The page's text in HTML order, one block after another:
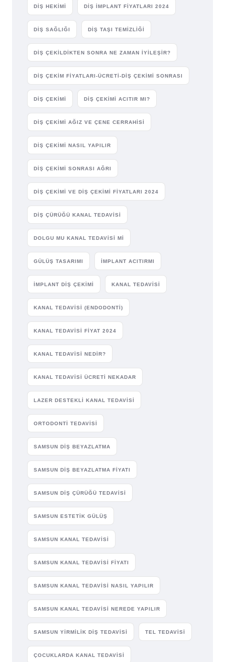
DIŞ HEKIMI DIŞ IMPLANT FIYATLARI 2024
DIŞ SAĞLIĞI DIŞ TAŞI TEMIZLIĞI
DIŞ ÇEKILDIKTEN SONRA NE ZAMAN İYILEŞIR?
DIŞ ÇEKIM FIYATLARI-ÜCRETI-DIŞ ÇEKIMI SONRASI
DIŞ ÇEKIMI DIŞ ÇEKIMI ACITIR MI?
DIŞ ÇEKIMI AĞIZ VE ÇENE CERRAHISI
DIŞ ÇEKIMI NASIL YAPILIR
DIŞ ÇEKIMI SONRASI AĞRI
DIŞ ÇEKIMI VE DIŞ ÇEKIMI FIYATLARI 2024
DIŞ ÇÜRÜĞÜ KANAL TEDAVISI
DOLGU MU KANAL TEDAVISI MI
GÜLÜŞ TASARIMI IMPLANT ACITIRMI
IMPLANT DIŞ ÇEKIMI KANAL TEDAVISI
KANAL TEDAVISI (ENDODONTI)
KANAL TEDAVISI FIYAT 2024
KANAL TEDAVISI NEDIR?
KANAL TEDAVISI ÜCRETI NEKADAR
LAZER DESTEKLI KANAL TEDAVISI
ORTODONTI TEDAVISI
SAMSUN DIŞ BEYAZLATMA
SAMSUN DIŞ BEYAZLATMA FIYATI
SAMSUN DIŞ ÇÜRÜĞÜ TEDAVISI
SAMSUN ESTETIK GÜLÜŞ
SAMSUN KANAL TEDAVISI
SAMSUN KANAL TEDAVISI FIYATI
SAMSUN KANAL TEDAVISI NASIL YAPILIR
SAMSUN KANAL TEDAVISI NEREDE YAPILIR
SAMSUN YIRMILIK DIŞ TEDAVISI TEL TEDAVISI
ÇOCUKLARDA KANAL TEDAVISI